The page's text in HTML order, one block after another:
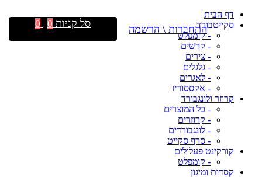
דף הבית
סקייטבורד
- קומפלט
- קרשים
- צירים
- גלגלים
- לאגרים
- אקססוריז
קרוזר ולונגבורד
- כל המוצרים
- קרוזרים
- לונגבורדים
- סרף סקייט
קורקינט פעלולים
- קומפלט
קסדות ומיגון
התחברות \ הרשמה סל קניות 0
0